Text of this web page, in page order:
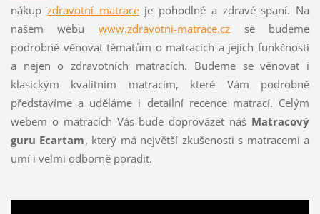
nákup zdravotní matraceje pohodlné a zdravé spaní. Na
našem webu www.zdravotni-matrace.cz se budeme
podrobně věnovat tématům o matracích a jejich funkčnosti
a nejen o zdravotních matracích. Budeme se věnovat i
klasickým kvalitním matracím, které Vám podrobně
představíme a uděláme i detailní recence matrací. Celým
webem o matracích Vás bude doprovázet náš Matracový
guru Ecartam, který má největší zkušenosti s matracemi a
umí i velmi odborně poradit.